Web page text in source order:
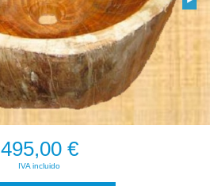
495,00 €
IVA incluido